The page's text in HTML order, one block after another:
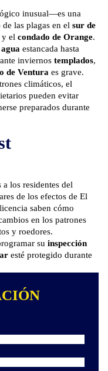
inusual—es una
las plagas en el sur de
y el condado de Orange.
agua estancada hasta
inviernos templados,
de Ventura es grave.
climáticos, el
pueden evitar
preparados durante
los residentes del
de los efectos de El
saben cómo
en los patrones
y roedores.
su inspección
esté protegido durante